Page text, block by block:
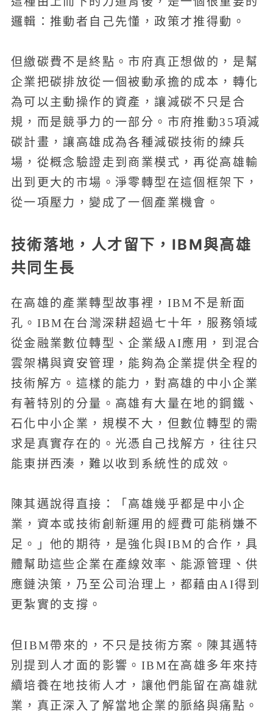
邏輯：推動者自己先懂，政策才推得動。
但繳碳費不是終點。市府真正想做的，是幫
企業把碳排放從一個被動承擔的成本，轉化
為可以主動操作的資產，讓減碳不只是合
規，而是競爭力的一部分。市府推動35項減
碳計畫，讓高雄成為各種減碳技術的練兵
場，從概念驗證走到商業模式，再從高雄輸
出到更大的市場。淨零轉型在這個框架下，
從一項壓力，變成了一個產業機會。
技術落地，人才留下，IBM與高雄
共同生長
在高雄的產業轉型故事裡，IBM不是新面
孔。IBM在台灣深耕超過七十年，服務領域
從金融業數位轉型、企業級AI應用，到混合
雲架構與資安管理，能夠為企業提供全程的
技術解方。這樣的能力，對高雄的中小企業
有著特別的分量。高雄有大量在地的鋼鐵、
石化中小企業，規模不大，但數位轉型的需
求是真實存在的。光憑自己找解方，往往只
能東拼西湊，難以收到系統性的成效。
陳其邁說得直接：「高雄幾乎都是中小企
業，資本或技術創新運用的經費可能稍嫌不
足。」他的期待，是強化與IBM的合作，具
體幫助這些企業在產線效率、能源管理、供
應鏈決策，乃至公司治理上，都藉由AI得到
更紮實的支撐。
但IBM帶來的，不只是技術方案。陳其邁特
別提到人才面的影響。IBM在高雄多年來持
續培養在地技術人才，讓他們能留在高雄就
業，真正深入了解當地企業的脈絡與痛點。